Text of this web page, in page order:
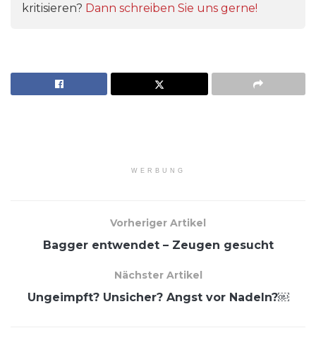
kritisieren? Dann schreiben Sie uns gerne!
WERBUNG
Vorheriger Artikel
Bagger entwendet – Zeugen gesucht
Nächster Artikel
Ungeimpft? Unsicher? Angst vor Nadeln?￼